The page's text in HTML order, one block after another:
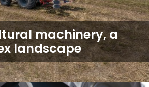
machinery, a
landscape